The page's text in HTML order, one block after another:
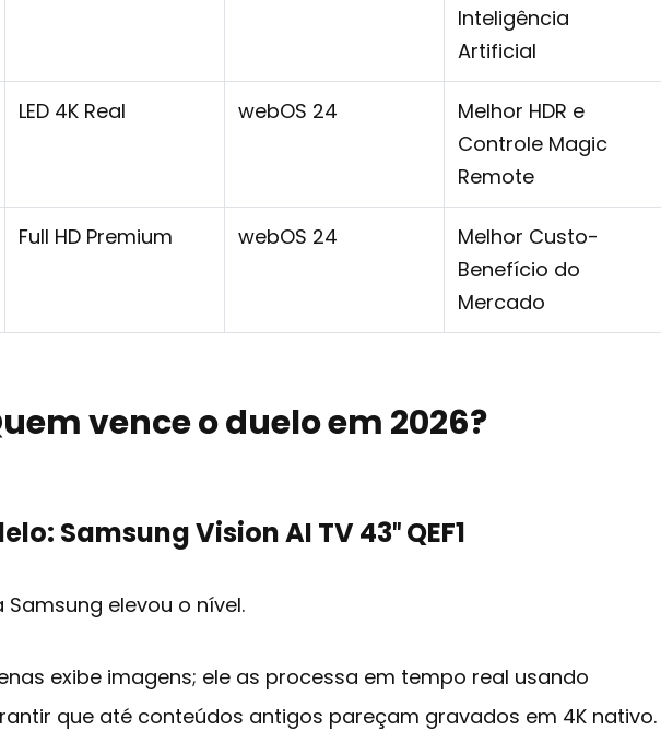
Inteligência
Artificial
LED 4K Real webOS 24
Melhor HDR e
Controle Magic
Remote
Full HD Premium webOS 24
Melhor Custo-
Benefício do
Mercado
vence o duelo em 2026?
Samsung Vision AI TV 43″ QEF1
elevou o nível.
exibe imagens; ele as processa em tempo real usando
que até conteúdos antigos pareçam gravados em 4K nativo.